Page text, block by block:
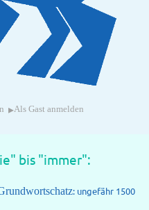
▸Als Gast anmelden
bis "immer":
: ungefähr 1500